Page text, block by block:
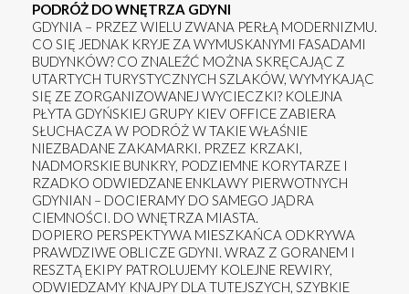
PODRÓŻ DO WNĘTRZA GDYNI
GDYNIA – PRZEZ WIELU ZWANA PERŁĄ MODERNIZMU.
CO SIĘ JEDNAK KRYJE ZA WYMUSKANYMI FASADAMI
BUDYNKÓW? CO ZNALEŹĆ MOŻNA SKRĘCAJĄC Z
UTARTYCH TURYSTYCZNYCH SZLAKÓW, WYMYKAJĄC
SIĘ ZE ZORGANIZOWANEJ WYCIECZKI? KOLEJNA
PŁYTA GDYŃSKIEJ GRUPY KIEV OFFICE ZABIERA
SŁUCHACZA W PODRÓŻ W TAKIE WŁAŚNIE
NIEZBADANE ZAKAMARKI. PRZEZ KRZAKI,
NADMORSKIE BUNKRY, PODZIEMNE KORYTARZE I
RZADKO ODWIEDZANE ENKLAWY PIERWOTNYCH
GDYNIAN – DOCIERAMY DO SAMEGO JĄDRA
CIEMNOŚCI. DO WNĘTRZA MIASTA.
DOPIERO PERSPEKTYWA MIESZKAŃCA ODKRYWA
PRAWDZIWE OBLICZE GDYNI. WRAZ Z GORANEM I
RESZTĄ EKIPY PATROLUJEMY KOLEJNE REWIRY,
ODWIEDZAMY KNAJPY DLA TUTEJSZYCH, SZYBKIE